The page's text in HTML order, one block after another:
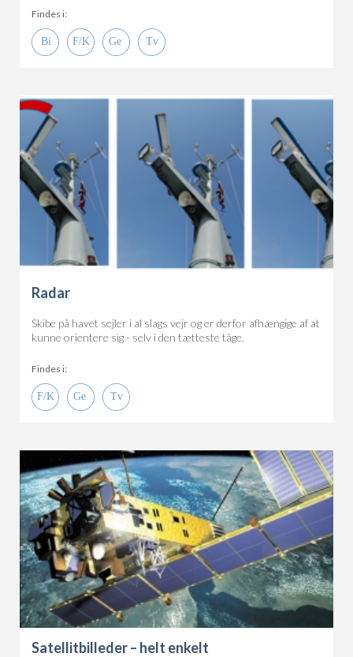
Findes i:
Radar
Skibe på havet sejler i al slags vejr og er derfor afhængige af at
kunne orientere sig - selv i den tætteste tåge.
Findes i:
Satellitbilleder – helt enkelt